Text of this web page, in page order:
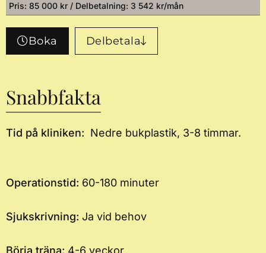
Pris: 85 000 kr / Delbetalning: 3 542 kr/mån
Boka Delbetala
Snabbfakta
Tid på kliniken: Nedre bukplastik, 3-8 timmar.
Operationstid: 60-180 minuter
Sjukskrivning: Ja vid behov